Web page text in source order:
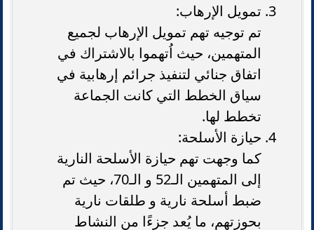
تمويل الإرهاب:
تم توجيه تهم تمويل الإرهاب لجميع
المتهمين، حيث اُتهموا بالاشتراك في
اتفاق جنائي لتنفيذ جرائم إرهابية في
سياق الخطط التي كانت الجماعة
تخطط لها.
حيازة الأسلحة:
كما وجهت تهم حيازة الأسلحة النارية
إلى المتهمين الـ52 و الـ70، حيث تم
ضبط أسلحة نارية و طلقات نارية
بحوزتهم، ما يُعد جزءًا من النشاط